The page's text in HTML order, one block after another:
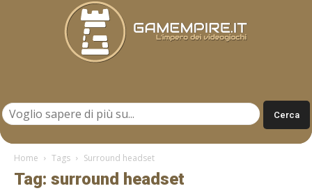
Home Tags Surround headset
Tag: surround headset